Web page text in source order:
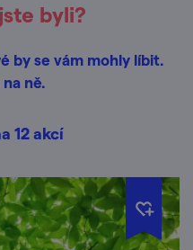
byli?
by se vám mohly líbit.
ně.
12akcí